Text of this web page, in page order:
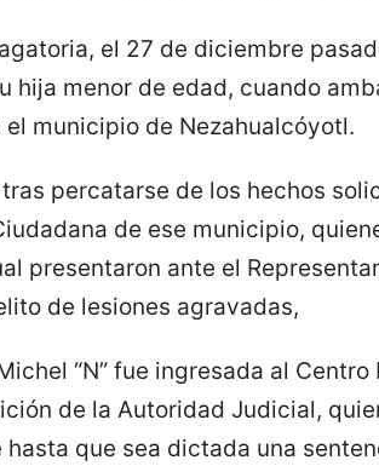
el 27 de diciembre
hija menor de edad, cuando
el municipio de Nezahualcóyotl.
percatarse de los hechos
de ese municipio,
presentaron ante el
de lesiones agravadas,
“N” fue ingresada al
de la Autoridad Judicial,
que sea dictada una